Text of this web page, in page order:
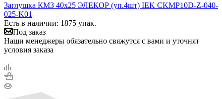
Заглушка КМЗ 40х25 ЭЛЕКОР (уп.4шт) IEK CKMP10D-Z-040-
025-K01
Есть в наличии: 1875 упак.
Под заказ
Наши менеджеры обязательно свяжутся с вами и уточнят
условия заказа